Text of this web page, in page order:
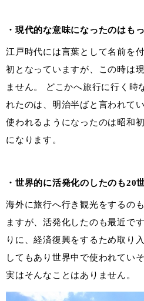
・現代的な意味になったのはも
江戸時代には言葉として名前を
初となっていますが、この時は
ません。 どこかへ旅行に行く時
れたのは、明治半ばと言われて
使われるようになったのは昭和
になります。
・世界的に活発化のしたのも20
海外に旅行へ行き観光をするの
ますが、活発化したのも最近で
りに、経済復興をするため取り
してもあり世界中で使われてい
実はそんなことはありません。